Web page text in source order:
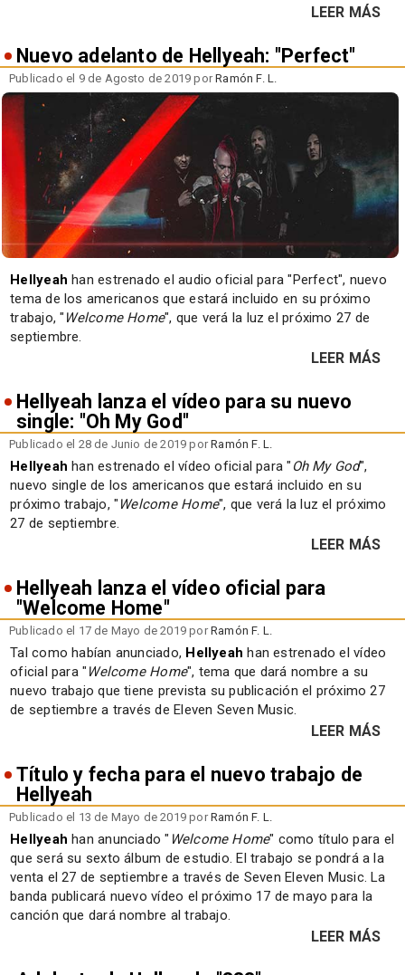
LEER MÁS
Nuevo adelanto de Hellyeah: "Perfect"
Publicado el 9 de Agosto de 2019 porRamón F. L.
Hellyeah han estrenado el audio oficial para "Perfect", nuevo
tema de los americanos que estará incluido en su próximo
trabajo, " Welcome Home", que verá la luz el próximo 27 de
septiembre.
LEER MÁS
Hellyeah lanza el vídeo para su nuevo
single: "Oh My God"
Publicado el 28 de Junio de 2019 porRamón F. L.
Hellyeah han estrenado el vídeo oficial para " Oh My God",
nuevo single de los americanos que estará incluido en su
próximo trabajo, " Welcome Home", que verá la luz el próximo
27 de septiembre.
LEER MÁS
Hellyeah lanza el vídeo oficial para
"Welcome Home"
Publicado el 17 de Mayo de 2019 porRamón F. L.
Tal como habían anunciado, Hellyeah han estrenado el vídeo
oficial para " Welcome Home", tema que dará nombre a su
nuevo trabajo que tiene prevista su publicación el próximo 27
de septiembre a través de Eleven Seven Music.
LEER MÁS
Título y fecha para el nuevo trabajo de
Hellyeah
Publicado el 13 de Mayo de 2019 porRamón F. L.
Hellyeah han anunciado " Welcome Home" como título para el
que será su sexto álbum de estudio. El trabajo se pondrá a la
venta el 27 de septiembre a través de Seven Eleven Music. La
banda publicará nuevo vídeo el próximo 17 de mayo para la
canción que dará nombre al trabajo.
LEER MÁS